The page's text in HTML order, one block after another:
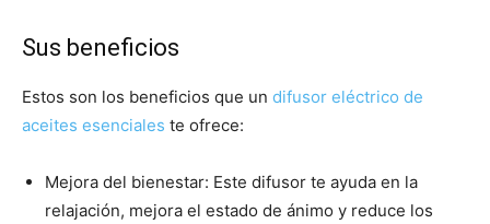
Sus beneficios
Estos son los beneficios que un difusor eléctrico de
aceites esenciales te ofrece:
Mejora del bienestar: Este difusor te ayuda en la
relajación, mejora el estado de ánimo y reduce los